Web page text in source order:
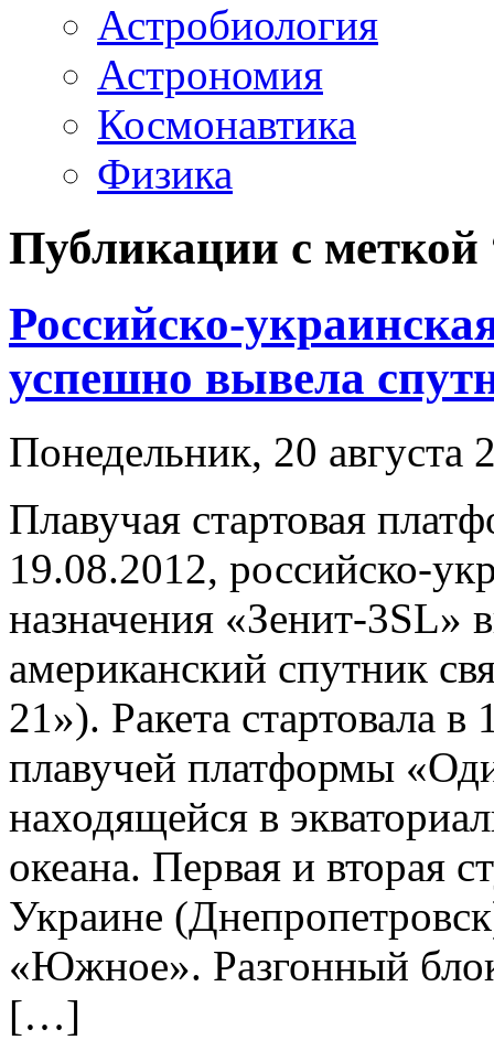
Астробиология
Астрономия
Космонавтика
Физика
Публикации с меткой
Российско-
успешно вывела
Понедельник, 20 августа
Плавучая стартовая
19.08.2012, российско-
назначения «Зенит-3SL»
американский спутник
21»). Ракета стартовала
плавучей платформы
находящейся в
океана. Первая и вторая
Украине
«Южное». Разгонный
[…]